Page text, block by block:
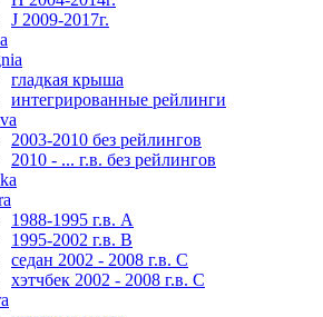
J 2009-2017г.
гладкая крыша
интегрированные рейлинги
2003-2010 без рейлингов
2010 - ... г.в. без рейлингов
1988-1995 г.в. А
1995-2002 г.в. В
седан 2002 - 2008 г.в. С
хэтчбек 2002 - 2008 г.в. С